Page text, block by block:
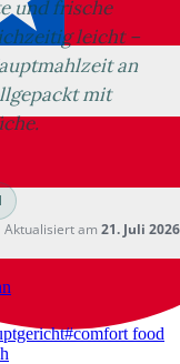
und frische
leicht –
an
mit
Aktualisiert am 21. Juli 2026
#comfort food